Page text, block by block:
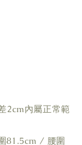
2cm內屬正常範
81.5cm / 腰圍